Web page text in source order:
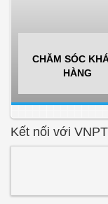
CHĂM SÓC
HÀNG
Kết nối với